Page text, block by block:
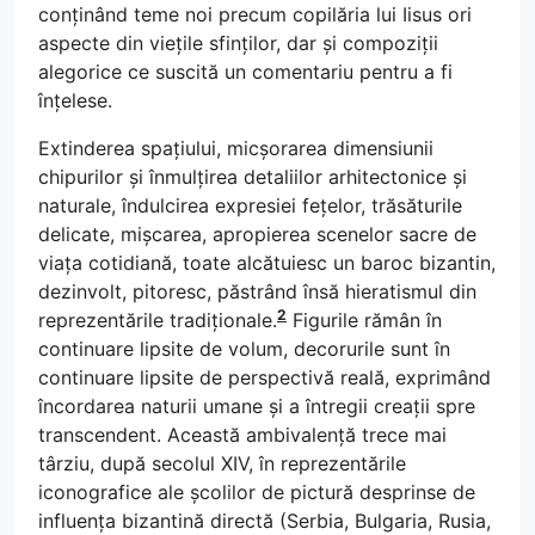
conținând teme noi precum copilăria lui Iisus ori
aspecte din viețile sfinților, dar și compoziții
alegorice ce suscită un comentariu pentru a fi
înțelese.
Extinderea spațiului, micșorarea dimensiunii
chipurilor și înmulțirea detaliilor arhitectonice și
naturale, îndulcirea expresiei fețelor, trăsăturile
delicate, mișcarea, apropierea scenelor sacre de
viața cotidiană, toate alcătuiesc un baroc bizantin,
dezinvolt, pitoresc, păstrând însă hieratismul din
reprezentările tradiționale.2 Figurile rămân în
continuare lipsite de volum, decorurile sunt în
continuare lipsite de perspectivă reală, exprimând
încordarea naturii umane și a întregii creații spre
transcendent. Această ambivalență trece mai
târziu, după secolul XIV, în reprezentările
iconografice ale școlilor de pictură desprinse de
influența bizantină directă (Serbia, Bulgaria, Rusia,